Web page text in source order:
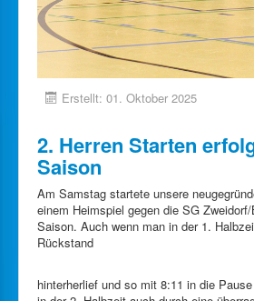
Erstellt: 01. Oktober 2025
2. Herren Starten
Saison
Am Samstag startete unsere
einem Heimspiel gegen die SG
Saison. Auch wenn man in der 1.
Rückstand
hinterherlief und so mit 8:11 in die